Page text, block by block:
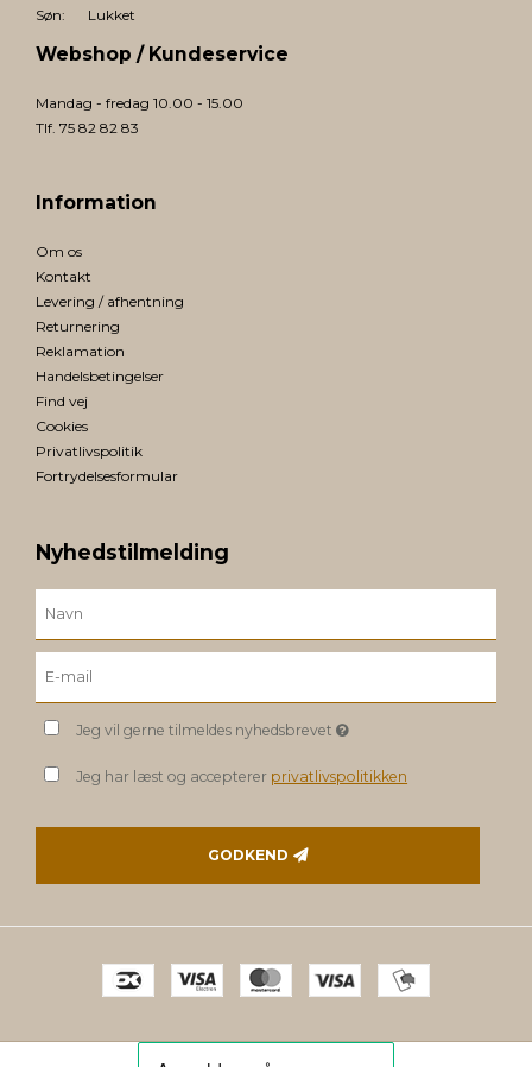
Søn:
Lukket
Webshop / Kundeservice
Mandag - fredag 10.00 - 15.00
Tlf. 75 82 82 83
Information
Om os
Kontakt
Levering / afhentning
Returnering
Reklamation
Handelsbetingelser
Find vej
Cookies
Privatlivspolitik
Fortrydelsesformular
Nyhedstilmelding
Jeg vil gerne tilmeldes nyhedsbrevet
Jeg har læst og accepterer privatlivspolitikken
GODKEND